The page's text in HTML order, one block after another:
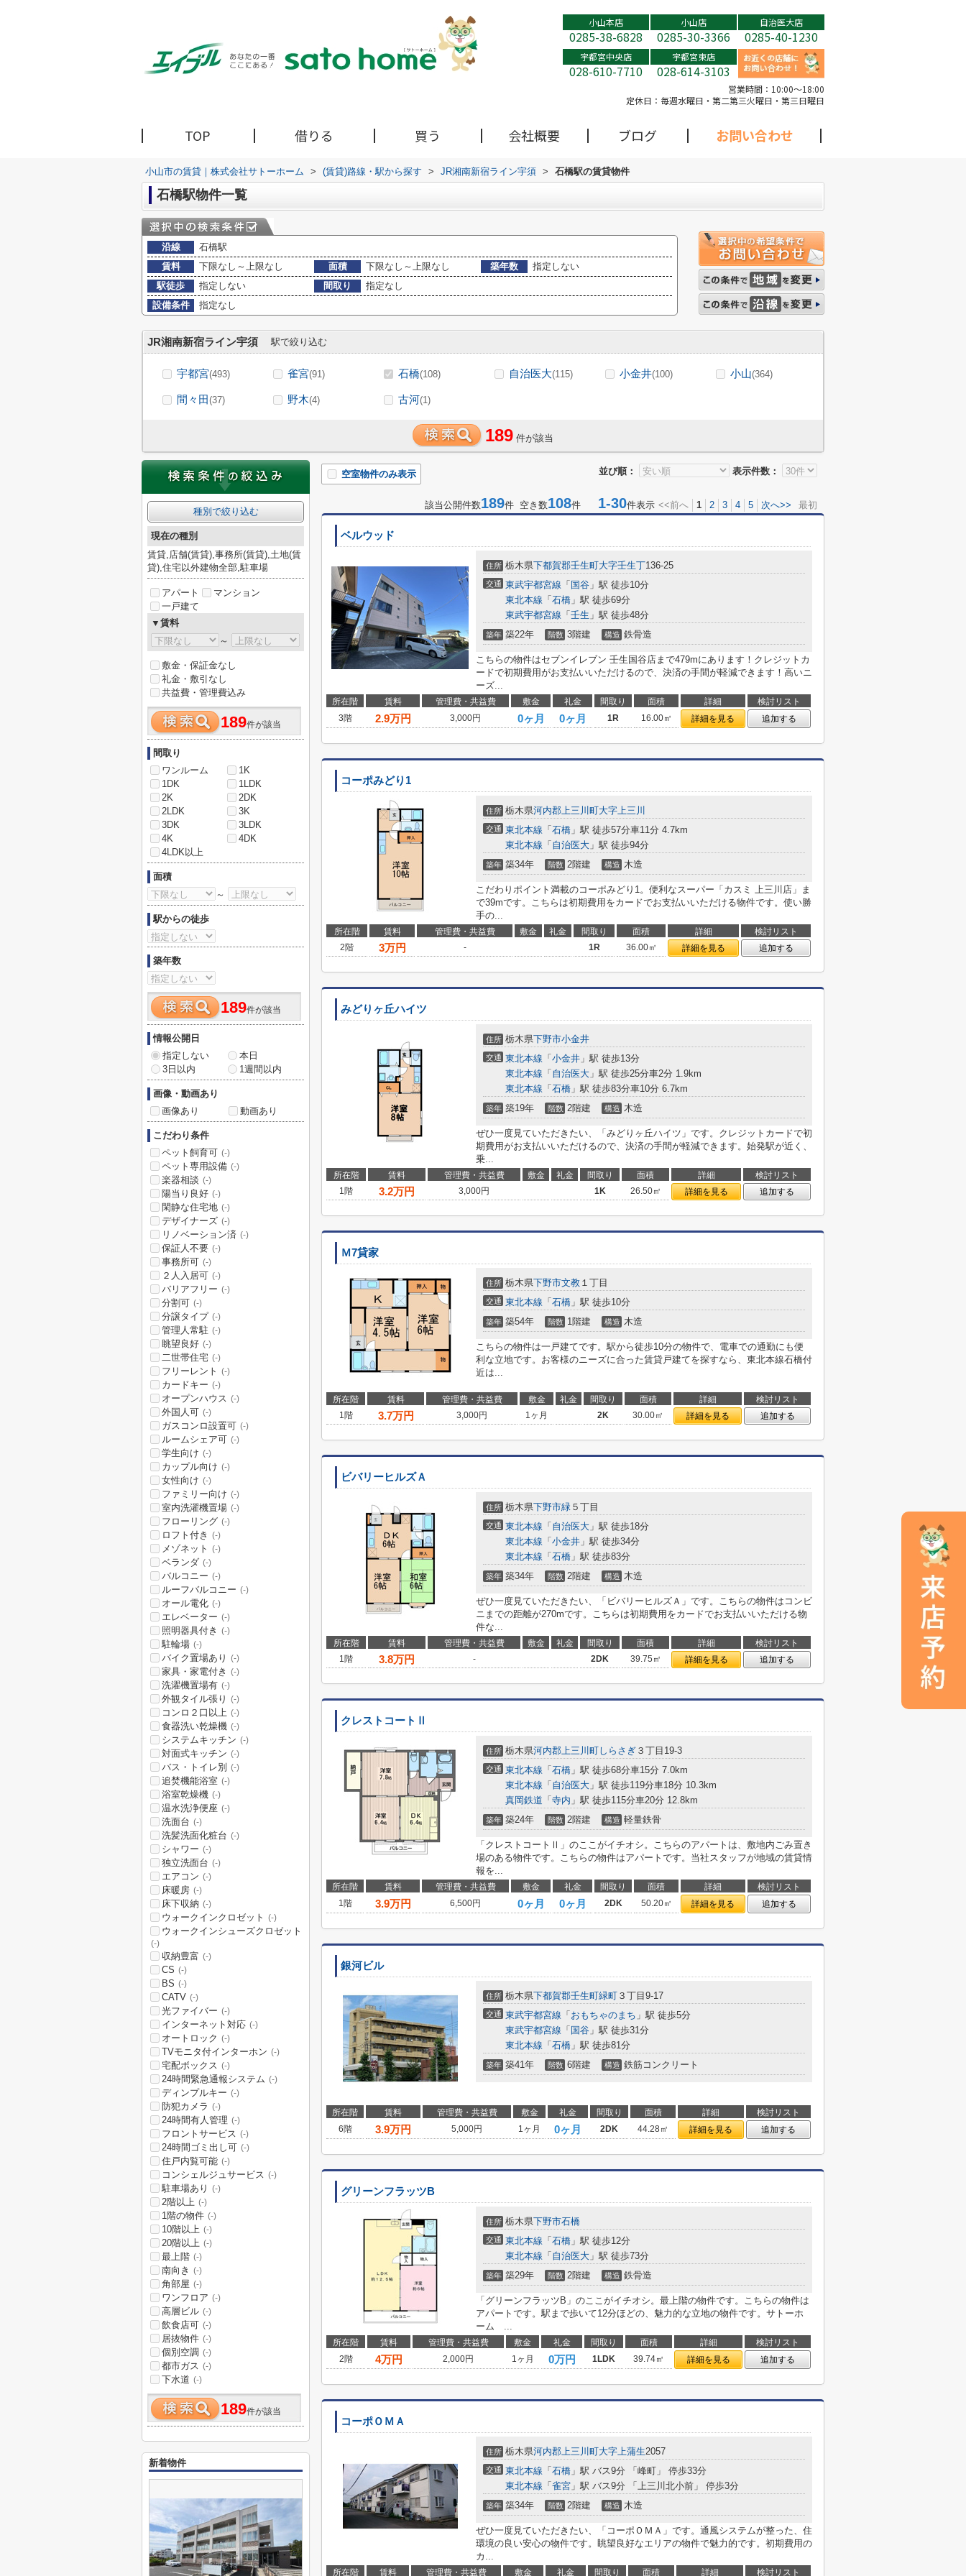
小山本店
0285-38-6828
小山店
0285-30-3366
自治医大店
0285-40-1230
宇都宮中央店
028-610-7710
宇都宮東店
028-614-3103
営業時間： 10:00～18:00
定休日： 毎週水曜日・第二第三火曜日・第三日曜日
TOP 借りる 買う 会社概要 ブログ お問い合わせ
小山市の賃貸｜株式会社サトーホーム > (賃貸)路線・駅から探す > JR湘南新宿ライン宇須 > 石橋駅の賃貸物件
石橋駅物件一覧
沿線
石橋駅
賃料
下限なし～上限なし 面積 下限なし～上限なし 築年数
指定しない
駅徒歩
指定しない 間取り
指定なし
設備条件
指定なし
JR湘南新宿ライン宇須 駅で絞り込む
宇都宮(493) 雀宮(91) 石橋(108) 自治医大(115) 小金井(100) 小山(364)
間々田(37) 野木(4) 古河(1)
189 件が該当
並び順： 表示件数：
空室物件のみ表示
該当公開件数189件 空き数108件 1-30件表示 <<前へ 1 2 3 4 5 次へ>> 最初
ベルウッド
住所 栃木県下都賀郡壬生町大字壬生丁136-25
交通 東武宇都宮線 「 国谷 」駅 徒歩10分
東北本線 「 石橋 」駅 徒歩69分
東武宇都宮線 「 壬生 」駅 徒歩48分
築年 築22年 階数 3階建 構造 鉄骨造
こちらの物件はセブンイレブン 壬生国谷店まで479mにあります！クレジットカ
ードで初期費用がお支払いいただけるので、決済の手間が軽減できます！高いニ
ーズ...
所在階 賃料 管理費・共益費 敷金 礼金 間取り 面積 詳細
検討リスト
3階
2.9万円 3,000円 0ヶ月 0ヶ月 1R 16.00㎡ 詳細を見る 追加する
コーポみどり1
住所 栃木県河内郡上三川町大字上三川
交通 東北本線 「 石橋 」駅 徒歩57分車11分 4.7km
東北本線 「 自治医大 」駅 徒歩94分
築年 築34年 階数 2階建 構造 木造
こだわりポイント満載のコーポみどり1。便利なスーパー「カスミ 上三川店」ま
で39mです。こちらは初期費用をカードでお支払いいただける物件です。使い勝
手の...
所在階 賃料 管理費・共益費 敷金 礼金 間取り 面積 詳細
検討リスト
2階
3万円 - 1R 36.00㎡ 詳細を見る 追加する
みどりヶ丘ハイツ
住所 栃木県下野市小金井
交通 東北本線 「 小金井 」駅 徒歩13分
東北本線 「 自治医大 」駅 徒歩25分車2分 1.9km
東北本線 「 石橋 」駅 徒歩83分車10分 6.7km
築年 築19年 階数 2階建 構造 木造
ぜひ一度見ていただきたい、「みどりヶ丘ハイツ」です。クレジットカードで初
期費用がお支払いいただけるので、決済の手間が軽減できます。始発駅が近く、
乗...
所在階 賃料 管理費・共益費 敷金 礼金 間取り 面積 詳細
検討リスト
1階
3.2万円 3,000円 1K 26.50㎡ 詳細を見る 追加する
Ｍ7貸家
住所 栃木県下野市文教 １丁目
交通 東北本線 「 石橋 」駅 徒歩10分
築年 築54年 階数 1階建 構造 木造
こちらの物件は一戸建てです。駅から徒歩10分の物件で、電車での通勤にも便
利な立地です。お客様のニーズに合った賃貸戸建てを探すなら、東北本線石橋付
近は...
所在階 賃料 管理費・共益費 敷金 礼金 間取り 面積 詳細
検討リスト
1階
3.7万円 3,000円 1ヶ月 2K 30.00㎡ 詳細を見る 追加する
ビバリーヒルズＡ
住所 栃木県下野市緑 ５丁目
交通 東北本線 「 自治医大 」駅 徒歩18分
東北本線 「 小金井 」駅 徒歩34分
東北本線 「 石橋 」駅 徒歩83分
築年 築34年 階数 2階建 構造 木造
ぜひ一度見ていただきたい、「ビバリーヒルズＡ」です。こちらの物件はコンビ
ニまでの距離が270mです。こちらは初期費用をカードでお支払いいただける物
件な...
所在階 賃料 管理費・共益費 敷金 礼金 間取り 面積 詳細
検討リスト
1階
3.8万円 - 2DK 39.75㎡ 詳細を見る 追加する
クレストコートⅡ
住所 栃木県河内郡上三川町しらさぎ ３丁目19-3
交通 東北本線 「 石橋 」駅 徒歩68分車15分 7.0km
東北本線 「 自治医大 」駅 徒歩119分車18分 10.3km
真岡鉄道 「 寺内 」駅 徒歩115分車20分 12.8km
築年 築24年 階数 2階建 構造 軽量鉄骨
「クレストコートⅡ」のここがイチオシ。こちらのアパートは、敷地内ごみ置き
場のある物件です。こちらの物件はアパートです。当社スタッフが地域の賃貸情
報を...
所在階 賃料 管理費・共益費 敷金 礼金 間取り 面積 詳細
検討リスト
1階
3.9万円 6,500円 0ヶ月 0ヶ月 2DK 50.20㎡ 詳細を見る 追加する
銀河ビル
住所 栃木県下都賀郡壬生町緑町 ３丁目9-17
交通 東武宇都宮線 「 おもちゃのまち 」駅 徒歩5分
東武宇都宮線 「 国谷 」駅 徒歩31分
東北本線 「 石橋 」駅 徒歩81分
築年 築41年 階数 6階建 構造 鉄筋コンクリート
所在階 賃料 管理費・共益費 敷金 礼金 間取り 面積 詳細
検討リスト
6階
3.9万円 5,000円 1ヶ月 0ヶ月 2DK 44.28㎡ 詳細を見る 追加する
グリーンフラッツB
住所 栃木県下野市石橋
交通 東北本線 「 石橋 」駅 徒歩12分
東北本線 「 自治医大 」駅 徒歩73分
築年 築29年 階数 2階建 構造 鉄骨造
「グリーンフラッツB」のここがイチオシ。最上階の物件です。こちらの物件は
アパートです。駅まで歩いて12分ほどの、魅力的な立地の物件です。サトーホ
ーム ...
所在階 賃料 管理費・共益費 敷金 礼金 間取り 面積 詳細
検討リスト
2階
4万円 2,000円 1ヶ月 0万円 1LDK 39.74㎡ 詳細を見る 追加する
コーポＯＭＡ
住所 栃木県河内郡上三川町大字上蒲生2057
交通 東北本線 「 石橋 」駅 バス9分 「峰町」 停歩33分
東北本線 「 雀宮 」駅 バス9分 「上三川北小前」 停歩3分
築年 築34年 階数 2階建 構造 木造
ぜひ一度見ていただきたい、「コーポＯＭＡ」です。通風システムが整った、住
環境の良い安心の物件です。眺望良好なエリアの物件で魅力的です。初期費用の
カ...
所在階 賃料 管理費・共益費 敷金 礼金 間取り 面積 詳細 検討リスト
種別で絞り込む
現在の種別
賃貸,店舗(賃貸),事務所(賃貸),土地(賃
貸),住宅以外建物全部,駐車場
アパート
マンション
一戸建て
▼賃料
～
敷金・保証金なし
礼金・敷引なし
共益費・管理費込み
189件が該当
間取り
ワンルーム
1K
1DK
1LDK
2K
2DK
2LDK
3K
3DK
3LDK
4K
4DK
4LDK以上
面積
～
駅からの徒歩
築年数
189件が該当
情報公開日
指定しない
本日
3日以内
1週間以内
画像・動画あり
画像あり
動画あり
こだわり条件
ペット飼育可 (-)
ペット専用設備 (-)
楽器相談 (-)
陽当り良好 (-)
閑静な住宅地 (-)
デザイナーズ (-)
リノベーション済 (-)
保証人不要 (-)
事務所可 (-)
２人入居可 (-)
バリアフリー (-)
分割可 (-)
分譲タイプ (-)
管理人常駐 (-)
眺望良好 (-)
二世帯住宅 (-)
フリーレント (-)
カードキー (-)
オープンハウス (-)
外国人可 (-)
ガスコンロ設置可 (-)
ルームシェア可 (-)
学生向け (-)
カップル向け (-)
女性向け (-)
ファミリー向け (-)
室内洗濯機置場 (-)
フローリング (-)
ロフト付き (-)
メゾネット (-)
ベランダ (-)
バルコニー (-)
ルーフバルコニー (-)
オール電化 (-)
エレベーター (-)
照明器具付き (-)
駐輪場 (-)
バイク置場あり (-)
家具・家電付き (-)
洗濯機置場有 (-)
外観タイル張り (-)
コンロ２口以上 (-)
食器洗い乾燥機 (-)
システムキッチン (-)
対面式キッチン (-)
バス・トイレ別 (-)
追焚機能浴室 (-)
浴室乾燥機 (-)
温水洗浄便座 (-)
洗面台 (-)
洗髪洗面化粧台 (-)
シャワー (-)
独立洗面台 (-)
エアコン (-)
床暖房 (-)
床下収納 (-)
ウォークインクロゼット (-)
ウォークインシューズクロゼット
(-)
収納豊富 (-)
CS (-)
BS (-)
CATV (-)
光ファイバー (-)
インターネット対応 (-)
オートロック (-)
TVモニタ付インターホン (-)
宅配ボックス (-)
24時間緊急通報システム (-)
ディンプルキー (-)
防犯カメラ (-)
24時間有人管理 (-)
フロントサービス (-)
24時間ゴミ出し可 (-)
住戸内覧可能 (-)
コンシェルジュサービス (-)
駐車場あり (-)
2階以上 (-)
1階の物件 (-)
10階以上 (-)
20階以上 (-)
最上階 (-)
南向き (-)
角部屋 (-)
ワンフロア (-)
高層ビル (-)
飲食店可 (-)
居抜物件 (-)
個別空調 (-)
都市ガス (-)
下水道 (-)
189件が該当
新着物件